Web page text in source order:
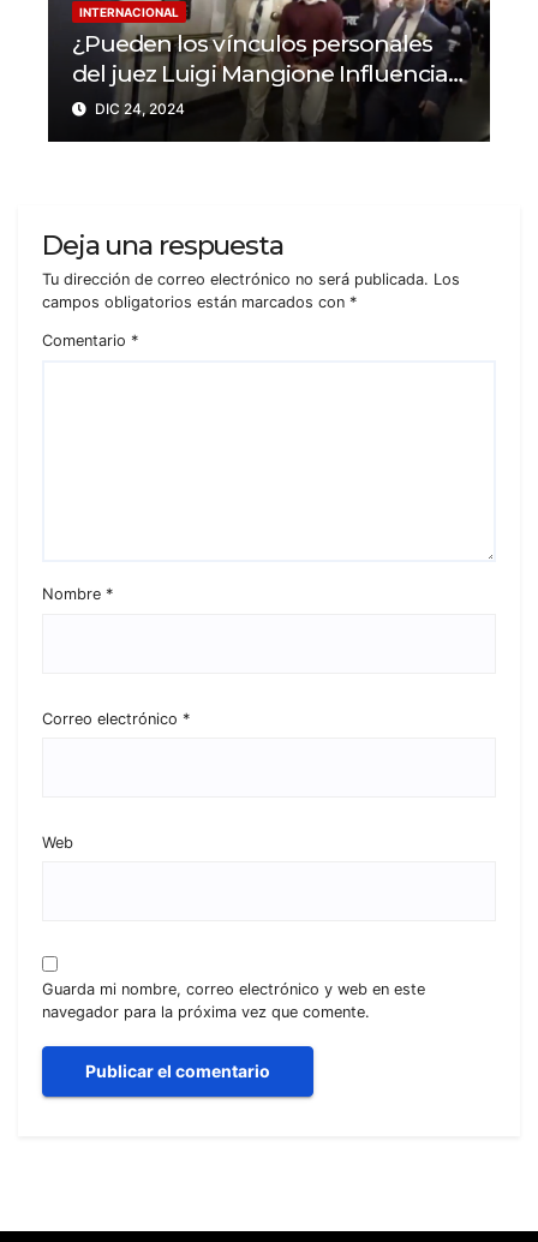
INTERNACIONAL
¿Pueden los vínculos personales
del juez Luigi Mangione Influenciar
el caso del CEO de
UnitedHealthcare?
DIC 24, 2024
Deja una respuesta
Tu dirección de correo electrónico no será publicada. Los
campos obligatorios están marcados con *
Comentario *
Nombre *
Correo electrónico *
Web
Guarda mi nombre, correo electrónico y web en este
navegador para la próxima vez que comente.